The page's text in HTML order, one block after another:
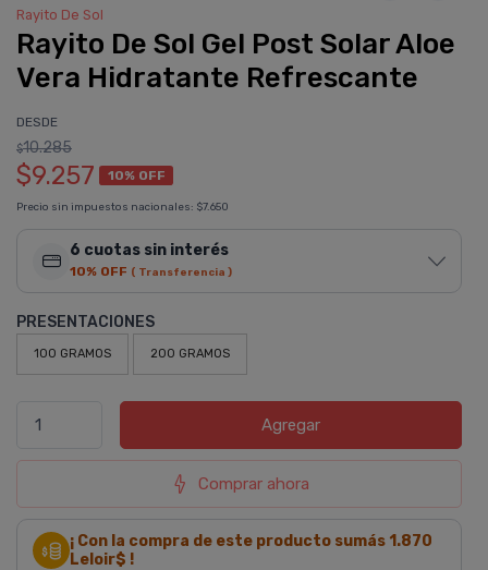
Rayito De Sol
Rayito De Sol Gel Post Solar Aloe
Vera Hidratante Refrescante
DESDE
$10.285
$9.257 10% OFF
Precio sin impuestos nacionales: $7.650
6 cuotas sin interés
10% OFF ( Transferencia )
PRESENTACIONES
100 GRAMOS 200 GRAMOS
Agregar
Comprar ahora
¡ Con la compra de este producto sumás 1.870
Leloir$ !